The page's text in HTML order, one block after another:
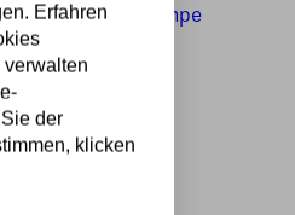
Erfahren
der
klicken